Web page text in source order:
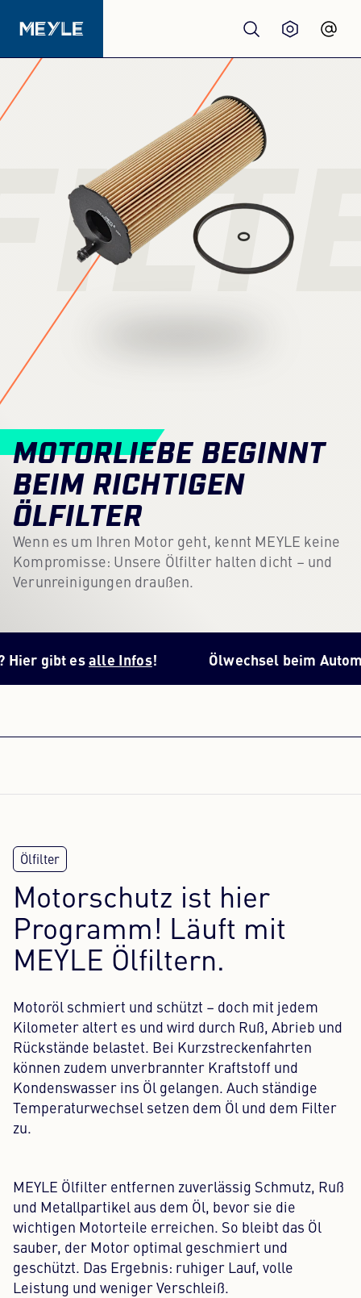
Produkte
Werkstätten
Großhandel
Über Uns
Content Hub
Karriere
Newsletter
Sprache: Deutsch
MOTORLIEBE BEGINNT
BEIM RICHTIGEN
ÖLFILTER
Wenn es um Ihren Motor geht, kennt MEYLE keine
Kompromisse: Unsere Ölfilter halten dicht – und
Verunreinigungen draußen.
esalle Infos! Ölwechsel beim
Motorschutz ist hier
Programm! Läuft mit
MEYLE Ölfiltern.
Motoröl schmiert und schützt – doch mit jedem
Kilometer altert es und wird durch Ruß, Abrieb und
Rückstände belastet. Bei Kurzstreckenfahrten
können zudem unverbrannter Kraftstoff und
Kondenswasser ins Öl gelangen. Auch ständige
Temperaturwechsel setzen dem Öl und dem Filter
zu.
MEYLE Ölfilter entfernen zuverlässig Schmutz, Ruß
und Metallpartikel aus dem Öl, bevor sie die
wichtigen Motorteile erreichen. So bleibt das Öl
sauber, der Motor optimal geschmiert und
geschützt. Das Ergebnis: ruhiger Lauf, volle
Leistung und weniger Verschleiß.